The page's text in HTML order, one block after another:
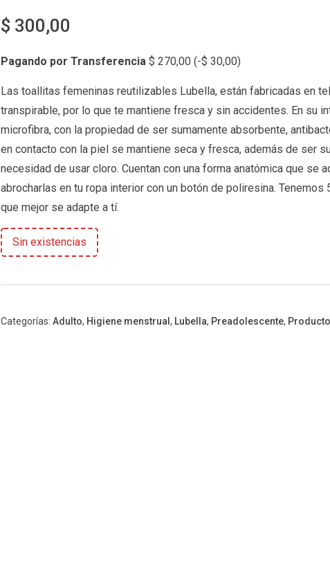
$ 300,00
Pagando por Transferencia $ 270,00 (-$ 30,00)
Las toallitas femeninas reutilizables Lubella, están fabricadas en
transpirable, por lo que te mantiene fresca y sin accidentes. En su
microfibra, con la propiedad de ser sumamente absorbente,
en contacto con la piel se mantiene seca y fresca, además de ser
necesidad de usar cloro. Cuentan con una forma anatómica que se
abrocharlas en tu ropa interior con un botón de poliresina.
que mejor se adapte a tí.
Sin existencias
Categorías: Adulto, Higiene menstrual , Lubella, Preadolescente,